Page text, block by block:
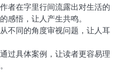
者在字里行间流露出对生活的
感悟，让人产生共鸣。
从不同的角度审视问题，让人耳
通过具体案例，让读者更容易理